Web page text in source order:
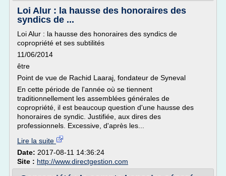
Loi Alur : la hausse des honoraires des
syndics de ...
Loi Alur : la hausse des honoraires des syndics de
copropriété et ses subtilités
11/06/2014
être
Point de vue de Rachid Laaraj, fondateur de Syneval
En cette période de l'année où se tiennent
traditionnellement les assemblées générales de
copropriété, il est beaucoup question d'une hausse des
honoraires de syndic. Justifiée, aux dires des
professionnels. Excessive, d'après les...
Lire la suite
Date: 2017-08-11 14:36:24
Site : http://www.directgestion.com